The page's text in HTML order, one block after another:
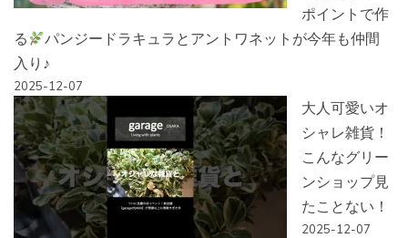
ポイントで作
る
パンジードラキュラとアントワネットが今年も仲間
入り♪
2025-12-07
大人可愛いオ
シャレ雑貨！
こんなグリー
ンショップ見
たことない！
2025-12-07